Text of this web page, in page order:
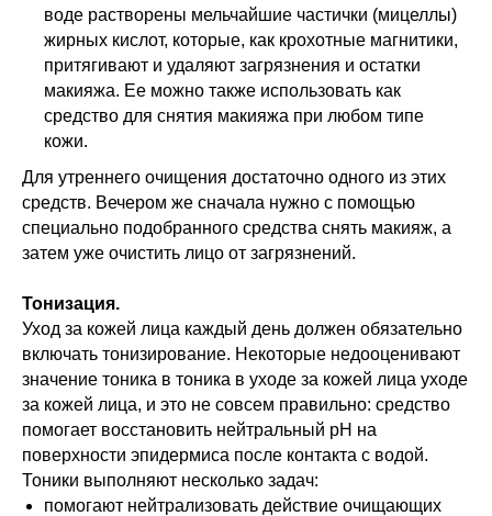
воде растворены мельчайшие частички (мицеллы)
жирных кислот, которые, как крохотные магнитики,
притягивают и удаляют загрязнения и остатки
макияжа. Ее можно также использовать как
средство для снятия макияжа при любом типе
кожи.
Для утреннего очищения достаточно одного из этих
средств. Вечером же сначала нужно с помощью
специально подобранного средства снять макияж, а
затем уже очистить лицо от загрязнений.
Тонизация.
Уход за кожей лица каждый день должен обязательно
включать тонизирование. Некоторые недооценивают
значение тоника в тоника в уходе за кожей лица уходе
за кожей лица, и это не совсем правильно: средство
помогает восстановить нейтральный pH на
поверхности эпидермиса после контакта с водой.
Тоники выполняют несколько задач:
помогают нейтрализовать действие очищающих